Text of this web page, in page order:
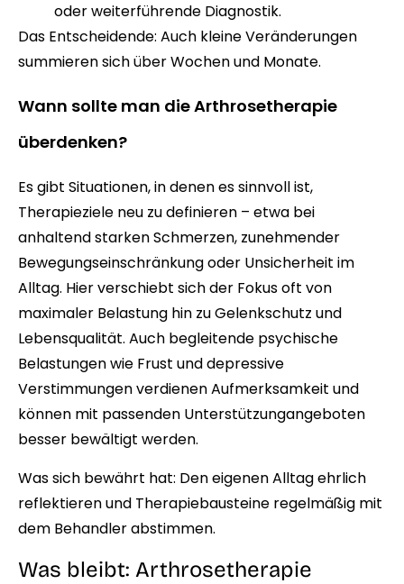
oder weiterführende Diagnostik.
Das Entscheidende: Auch kleine Veränderungen
summieren sich über Wochen und Monate.
Wann sollte man die Arthrosetherapie
überdenken?
Es gibt Situationen, in denen es sinnvoll ist,
Therapieziele neu zu definieren – etwa bei
anhaltend starken Schmerzen, zunehmender
Bewegungseinschränkung oder Unsicherheit im
Alltag. Hier verschiebt sich der Fokus oft von
maximaler Belastung hin zu Gelenkschutz und
Lebensqualität. Auch begleitende psychische
Belastungen wie Frust und depressive
Verstimmungen verdienen Aufmerksamkeit und
können mit passenden Unterstützungangeboten
besser bewältigt werden.
Was sich bewährt hat: Den eigenen Alltag ehrlich
reflektieren und Therapiebausteine regelmäßig mit
dem Behandler abstimmen.
Was bleibt: Arthrosetherapie